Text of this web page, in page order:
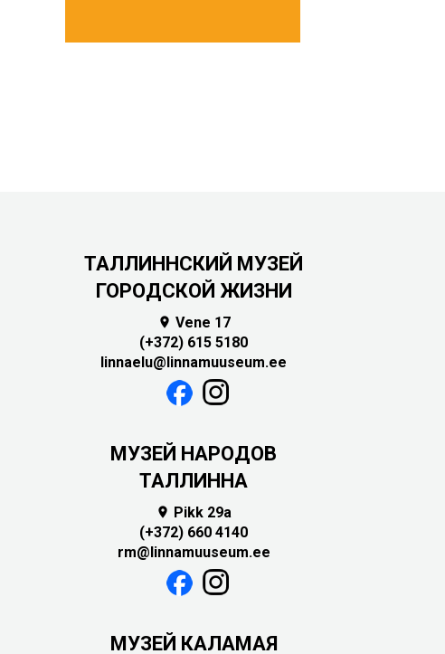
ТАЛЛИННСКИЙ МУЗЕЙ
ГОРОДСКОЙ ЖИЗНИ
 Vene 17
(+372) 615 5180
linnaelu@linnamuuseum.ee
MУЗЕЙ НАРОДОВ
ТАЛЛИННА
 Pikk 29a
(+372) 660 4140
rm@linnamuuseum.ee
МУЗЕЙ КАЛАМАЯ